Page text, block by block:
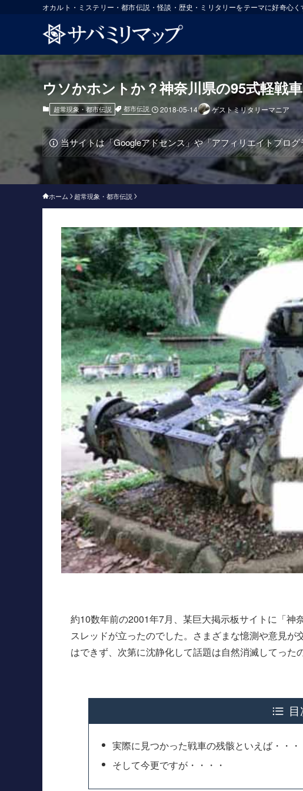
オカルト・ミステリー・都市伝説・怪談・歴史・ミリタリーをテーマに好奇心く
ウソかホントか？神奈川県の95式軽戦
超常現象・都市伝説 都市伝説 2018-05-14 ゲストミリタリーマニア
当サイトは「Googleアドセンス」や「アフィリエイトプロ
ホーム 超常現象・都市伝説
約10数年前の2001年7月、某巨大掲示板サイトに「神
スレッドが立ったのでした。さまざまな憶測や意見
はできず、次第に沈静化して話題は自然消滅してった
目
実際に見つかった戦車の残骸といえば・・・
そして今更ですが・・・・